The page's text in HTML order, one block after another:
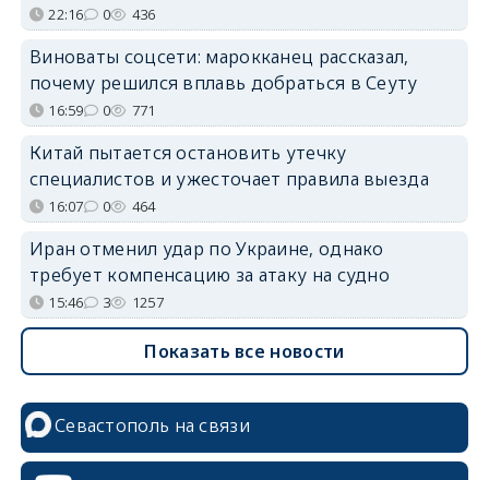
22:16 0 436
Виноваты соцсети: марокканец рассказал,
почему решился вплавь добраться в Сеуту
16:59 0 771
Китай пытается остановить утечку
специалистов и ужесточает правила выезда
16:07 0 464
Иран отменил удар по Украине, однако
требует компенсацию за атаку на судно
15:46 3 1257
Показать все новости
Севастополь на связи